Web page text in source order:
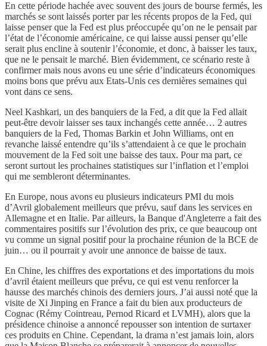
En cette période hachée avec souvent des jours de bourse fermés, les
marchés se sont laissés porter par les récents propos de la Fed, qui
laisse penser que la Fed est plus préoccupée qu’on ne le pensait par
l’état de l’économie américaine, ce qui laisse aussi penser qu’elle
serait plus encline à soutenir l’économie, et donc, à baisser les taux,
que ne le pensait le marché. Bien évidemment, ce scénario reste à
confirmer mais nous avons eu une série d’indicateurs économiques
moins bons que prévu aux Etats-Unis ces dernières semaines qui
vont dans ce sens.
Neel Kashkari, un des banquiers de la Fed, a dit que la Fed allait
peut-être devoir laisser ses taux inchangés cette année… 2 autres
banquiers de la Fed, Thomas Barkin et John Williams, ont en
revanche laissé entendre qu’ils s’attendaient à ce que le prochain
mouvement de la Fed soit une baisse des taux. Pour ma part, ce
seront surtout les prochaines statistiques sur l’inflation et l’emploi
qui me sembleront déterminantes.
En Europe, nous avons eu plusieurs indicateurs PMI du mois
d’Avril globalement meilleurs que prévu, sauf dans les services en
Allemagne et en Italie. Par ailleurs, la Banque d'Angleterre a fait des
commentaires positifs sur l’évolution des prix, ce que beaucoup ont
vu comme un signal positif pour la prochaine réunion de la BCE de
juin… ou il pourrait y avoir une annonce de baisse de taux.
En Chine, les chiffres des exportations et des importations du mois
d’avril étaient meilleurs que prévu, ce qui est venu renforcer la
hausse des marchés chinois des derniers jours. J’ai aussi noté que la
visite de Xi Jinping en France a fait du bien aux producteurs de
Cognac (Rémy Cointreau, Pernod Ricard et LVMH), alors que la
présidence chinoise a annoncé repousser son intention de surtaxer
ces produits en Chine. Cependant, la drama n’est jamais loin, alors